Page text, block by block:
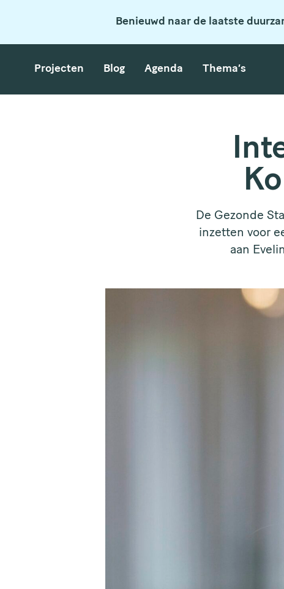
Benieuwd naar de laatste
Projecten Blog Agenda Thema’s
De Gezonde
inzetten voor
aan